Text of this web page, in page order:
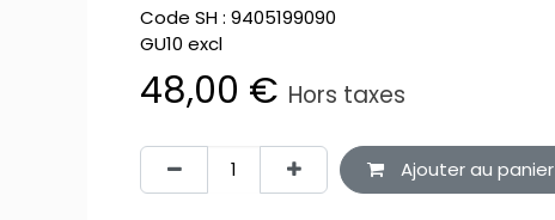
Code SH : 9405199090
GU10 excl
48,00 € Hors taxes
Ajouter au panier